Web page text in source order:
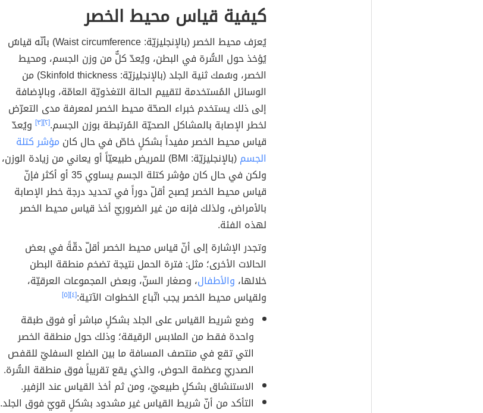
كيفية قياس محيط الخصر
يُعرَف محيط الخصر (بالإنجليزيّة: Waist circumference) بأنّه قياسٌ
يُؤخذ حول السُّرة في البطن، ويُعدّ كلٌّ من وزن الجسم، ومحيط
الخصر، وسُمك ثنية الجلد (بالإنجليزيّة: Skinfold thickness) من
الوسائل المُستخدمة لتقييم الحالة التغذويّة العامّة، وبالإضافة
إلى ذلك يستخدم خبراء الصحّة محيط الخصر لمعرفة مدى التعرّض
لخطر الإصابة بالمشاكل الصحيّة المُرتبطة بوزن الجسم.[٢] [٣]
ويُعدّ
قياس محيط الخصر مفيداً بشكلٍ خاصّ في حال كان مؤشر كتلة
الجسم
(بالإنجليزيّة: BMI) للمريض طبيعيّاً أو يعاني من زيادة الوزن،
ولكن في حال كان مؤشر كتلة الجسم يساوي 35 أو أكثر فإنّ
قياس محيط الخصر يُصبح أقلّ دوراً في تحديد درجة خطر الإصابة
بالأمراض، ولذلك فإنه من غير الضروريّ أخذ قياس محيط الخصر
لهذه الفئة.
وتجدر الإشارة إلى أنّ قياس محيط الخصر أقلّ دقّةً في بعض
الحالات الأخرى؛ مثل: فترة الحمل نتيجة تضخم منطقة البطن
خلالها، والأطفال، وصغار السنّ، وبعض المجموعات العرقيّة،
ولقياس محيط الخصر يجب اتّباع الخطوات الآتية:[٤] [٥]
وضع شريط القياس على الجلد بشكلٍ مباشر أو فوق طبقة
واحدة فقط من الملابس الرقيقة؛ وذلك حول منطقة الخصر
التي تقع في منتصف المسافة ما بين الضلع السفليّ للقفص
الصدريّ وعظمة الحوض، والذي يقع تقريباً فوق منطقة السُّرة.
الاستنشاق بشكلٍ طبيعيّ، ومن ثم أخذ القياس عند الزفير.
التأكد من أنّ شريط القياس غير مشدود بشكلٍ قويّ فوق الجلد.